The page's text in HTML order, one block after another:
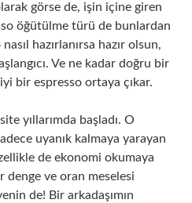
görse de, işin içine giren
öğütülme türü de bunlardan
hazırlanırsa hazır olsun,
Ve ne kadar doğru bir
bir espresso ortaya çıkar.
yıllarımda başladı. O
uyanık kalmaya yarayan
de ekonomi okumaya
denge ve oran meselesi
de! Bir arkadaşımın